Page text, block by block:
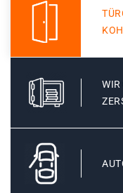
WIR